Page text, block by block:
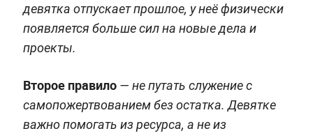
девятка отпускает прошлое, у неё физически
появляется больше сил на новые дела и
проекты.
Второе правило— не путать служение с
самопожертвованием без остатка. Девятке
важно помогать из ресурса, а не из